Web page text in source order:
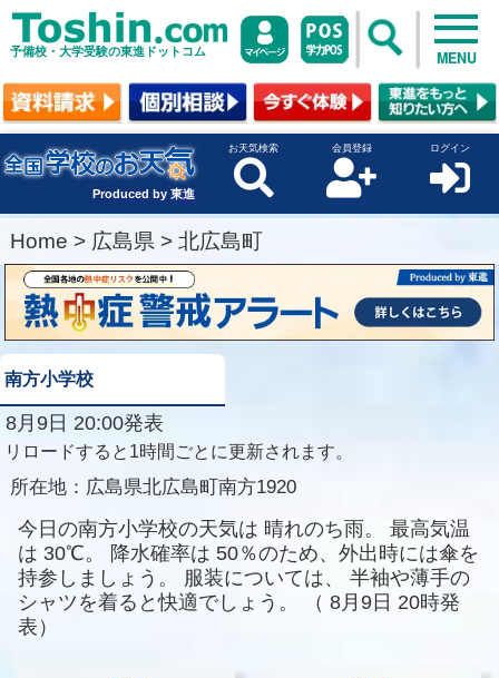
予備校・大学受験の東進ドットコム MENU
Produced by 東進
お天気検索 会員登録 ログイン
Home > 広島県 > 北広島町
南方小学校
8月9日 20:00発表
リロードすると1時間ごとに更新されます。
所在地： 広島県北広島町南方1920
今日の南方小学校の天気は 晴れのち雨。
最高気温
は 30℃。 降水確率は 50％のため、外出時には傘を
持参しましょう。
服装については、
半袖や薄手の
シャツを着ると快適でしょう。
（ 8月9日 20時発
表）